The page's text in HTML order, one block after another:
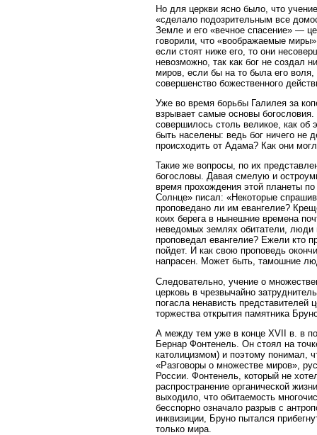
Но для церкви ясно было, что
«сделало подозрительным все
Земле и его «вечное спасение» —
говорили, что «воображаемые
если стоят ниже его, то они
невозможно, так как бог не создал
миров, если бы на то была его
совершенство божественного
Уже во время борьбы Галилея за
взрывает самые основы
совершилось столь великое, как об
быть населены: ведь бог ничего не
происходить от Адама? Как они
Такие же вопросы, по их
богословы. Давая смелую и
время прохождения этой планеты
Солнце» писал: «Некоторые
проповедано ли им евангелие?
коих берега в нынешние времена
неведомых землях обитатели, люди
проповедал евангелие? Ежели кто
пойдет. И как свою проповедь
напрасен. Может быть, тамошние
Следовательно, учение о
церковь в чрезвычайно
погасла ненависть представителей
торжества открытия памятника
А между тем уже в конце XVII в. в
Бернар Фонтенель. Он стоял на
католицизмом) и поэтому понимал,
«Разговоры о множестве миров»,
России. Фонтенель, который не
распространение органической
выходило, что обитаемость
бесспорно означало разрыв с
инквизиции, Бруно пытался
только мира.